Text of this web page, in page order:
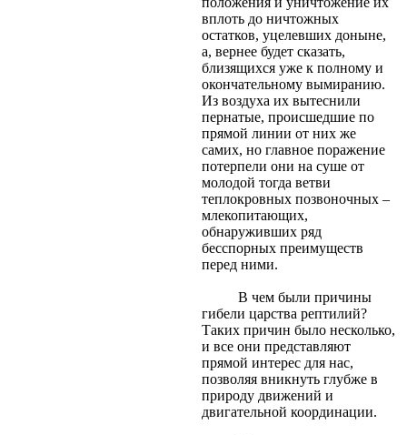
вплоть до ничтожных
остатков, уцелевших доныне,
а, вернее будет сказать,
близящихся уже к полному и
окончательному вымиранию.
Из воздуха их вытеснили
пернатые, происшедшие по
прямой линии от них же
самих, но главное поражение
потерпели они на суше от
молодой тогда ветви
теплокровных позвоночных –
млекопитающих,
обнаруживших ряд
бесспорных преимуществ
перед ними.
В чем были причины
гибели царства рептилий?
Таких причин было несколько,
и все они представляют
прямой интерес для нас,
позволяя вникнуть глубже в
природу движений и
двигательной координации.